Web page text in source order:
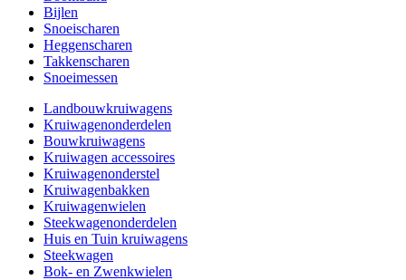
Bijlen
Snoeischaren
Heggenscharen
Takkenscharen
Snoeimessen
Landbouwkruiwagens
Kruiwagenonderdelen
Bouwkruiwagens
Kruiwagen accessoires
Kruiwagenonderstel
Kruiwagenbakken
Kruiwagenwielen
Steekwagenonderdelen
Huis en Tuin kruiwagens
Steekwagen
Bok- en Zwenkwielen